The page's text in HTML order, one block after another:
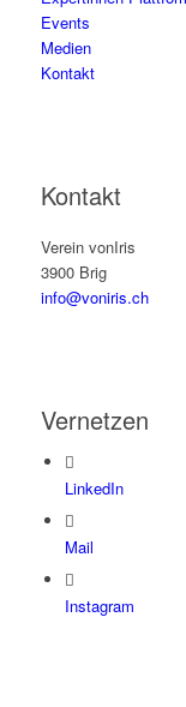
Events
Medien
Kontakt
Kontakt
Verein vonIris
3900 Brig
info@voniris.ch
Vernetzen
LinkedIn
Mail
Instagram